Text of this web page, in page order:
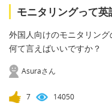
モニタリングって英
外国人向けのモニタリン
何て言えばいいですか？
Asuraさん
7 14050